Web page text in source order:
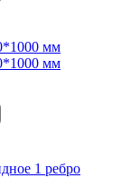
мм
мм
1 ребро